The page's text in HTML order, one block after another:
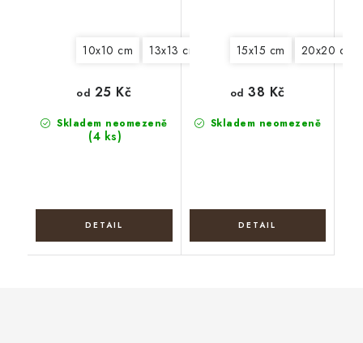
10x10 cm 13x13 cm 15x15 cm 18x18 cm
Skladem neomezeně
(4 ks)
od 25 Kč
15x15 cm 20x20 cm
Skladem neomezeně
od 38 Kč